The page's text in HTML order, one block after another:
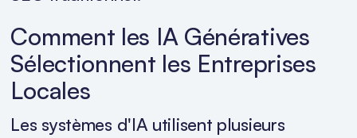
Comment les IA Génératives
Sélectionnent les Entreprises
Locales
Les systèmes d'IA utilisent plusieurs